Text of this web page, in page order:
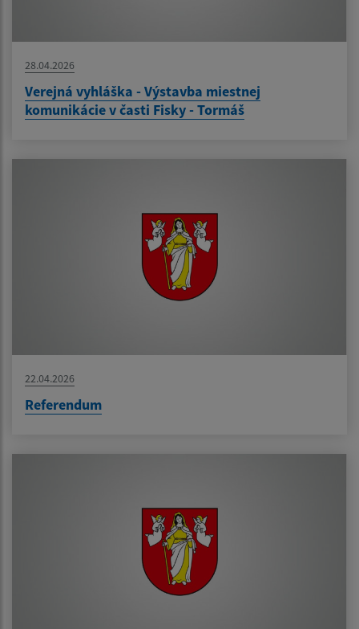
28.04.2026
Verejná vyhláška - Výstavba miestnej
komunikácie v časti Fisky - Tormáš
22.04.2026
Referendum